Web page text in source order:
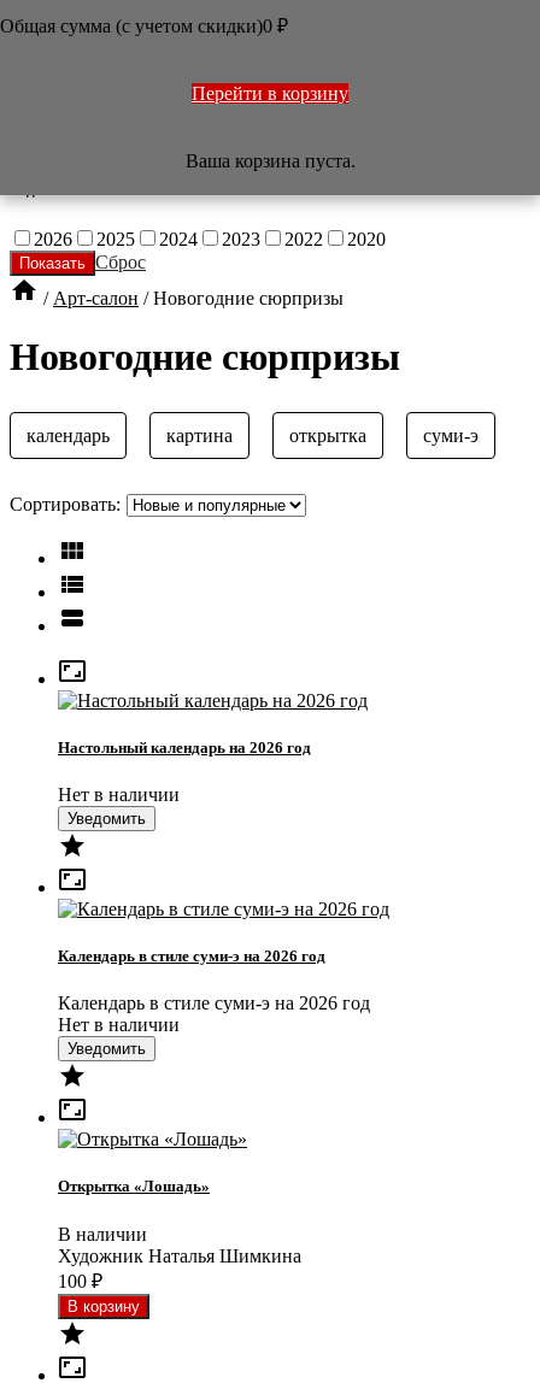
Фильтр 
2026 2025 2024 2023 2022
2020
Сброс
 / Арт-салон /Новогодние сюрпризы
Новогодние сюрпризы
календарь картина открытка суми-э
Сортировать:




Настольный календарь на 2026 год
Нет в наличии
Уведомить


Календарь в стиле суми-э на 2026 год
Календарь в стиле суми-э на 2026 год
Нет в наличии
Уведомить


Открытка «Лошадь»
В наличии
Художник Наталья Шимкина
100 ₽


Общая сумма (с учетом скидки)0 ₽
Перейти в корзину
Ваша корзина пуста.